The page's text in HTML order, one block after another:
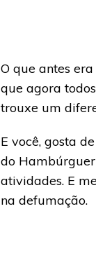
O que antes
que agora
trouxe um
E você, gosta
do
atividades. E
na defumação.